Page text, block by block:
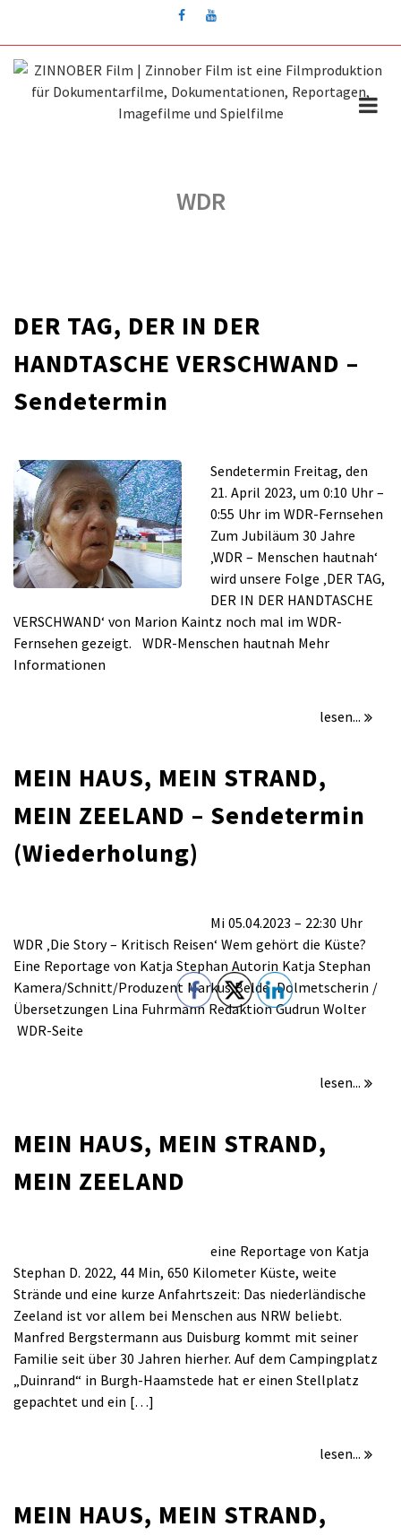
WDR
DER TAG, DER IN DER
HANDTASCHE VERSCHWAND –
Sendetermin
TAG,
DER
IN
DER
HANDTASCHE
VERSCHWAND
–
Sendetermin
Sendetermin Freitag, den
21. April 2023, um 0:10 Uhr –
0:55 Uhr im WDR-Fernsehen
Zum Jubiläum 30 Jahre
‚WDR – Menschen hautnah‘
wird unsere Folge ‚DER TAG,
DER IN DER HANDTASCHE
VERSCHWAND‘ von Marion Kaintz noch mal im WDR-
Fernsehen gezeigt. WDR-Menschen hautnah Mehr
Informationen
lesen...
MEIN HAUS, MEIN STRAND,
MEIN ZEELAND – Sendetermin
(Wiederholung)
HAUS,
MEIN
STRAND,
MEIN
ZEELAND
(Wiederholung)
Mi 05.04.2023 – 22:30 Uhr
WDR ‚Die Story – Kritisch Reisen‘ Wem gehört die Küste?
Eine Reportage von Katja Stephan Autorin Katja Stephan
Kamera/Schnitt/Produzent Markus Belde Dolmetscherin /
Übersetzungen Lina Fuhrmann Redaktion Gudrun Wolter
WDR-Seite
lesen...
MEIN HAUS, MEIN STRAND,
MEIN ZEELAND
HAUS,
MEIN
STRAND,
MEIN
ZEELAND
eine Reportage von Katja
Stephan D. 2022, 44 Min, 650 Kilometer Küste, weite
Strände und eine kurze Anfahrtszeit: Das niederländische
Zeeland ist vor allem bei Menschen aus NRW beliebt.
Manfred Bergstermann aus Duisburg kommt mit seiner
Familie seit über 30 Jahren hierher. Auf dem Campingplatz
„Duinrand“ in Burgh-Haamstede hat er einen Stellplatz
gepachtet und ein […]
lesen...
MEIN HAUS, MEIN STRAND,